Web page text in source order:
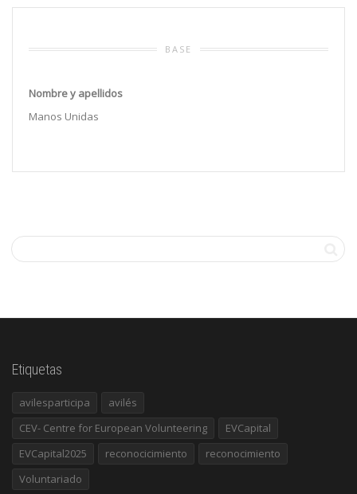
BASE
Nombre y apellidos
Manos Unidas
Etiquetas
avilesparticipa
avilés
CEV- Centre for European Volunteering
EVCapital
EVCapital2025
reconocicimiento
reconocimiento
Voluntariado